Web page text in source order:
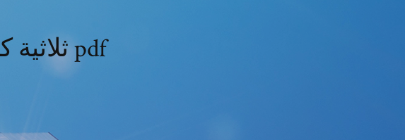
ثلاثية كل النفوس تحميل مجاني pdf